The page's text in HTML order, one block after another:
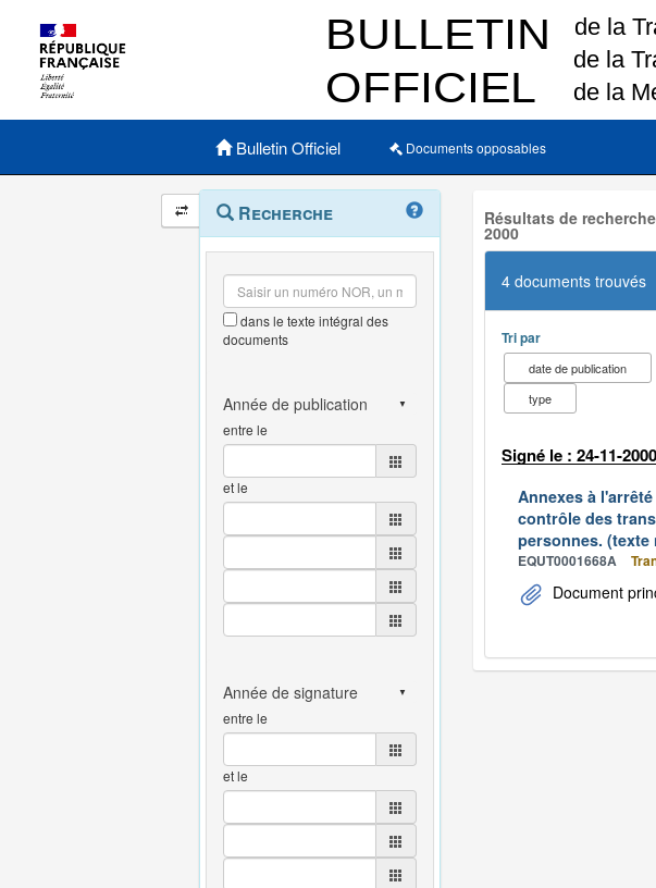
Menu principal
Bulletin Officiel Documents opposables
Navigation
et
outils
annexes
Menu
contextuel
Recherche
dans le texte intégral des
documents
entre le
et le
entre le
et le
Résultats de
2000
4 documents trouvés
Tri par
date de publication
type
Signé le : 24-11-2000
Annexes à
contrôle des
personnes.
EQUT0001668A
Document